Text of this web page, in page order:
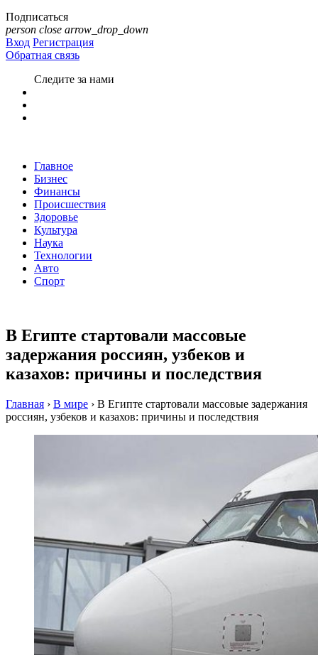
Подписаться
person close arrow_drop_down
Вход Регистрация
Обратная связь
Следите за нами
Главное
Бизнес
Финансы
Происшествия
Здоровье
Культура
Наука
Технологии
Авто
Спорт
В Египте стартовали массовые
задержания россиян, узбеков и
казахов: причины и последствия
Главная › В мире › В Египте стартовали массовые задержания
россиян, узбеков и казахов: причины и последствия